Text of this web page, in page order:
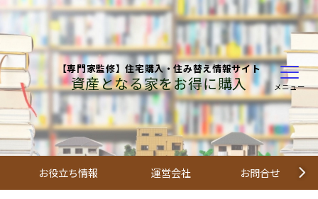
【専門家監修】住宅購入・住み替え情報サイト
資産となる家をお得に購入 メニュー
お役立ち情報 運営会社 お問合せ